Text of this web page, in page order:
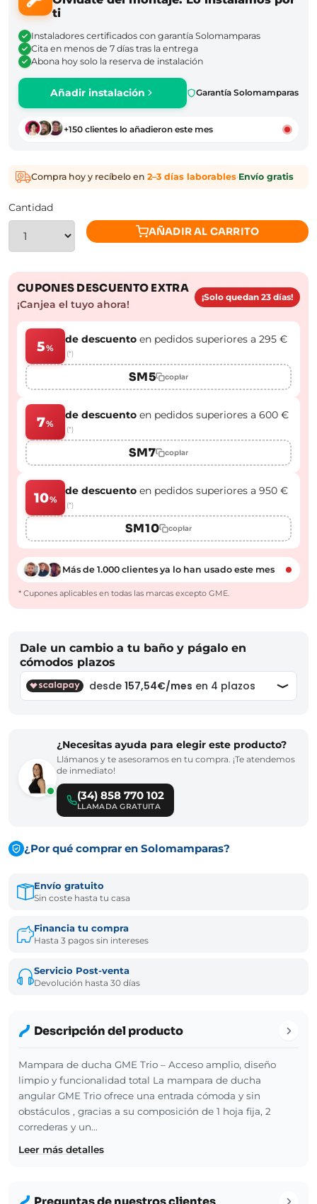
ti
Instaladores certificados con garantía Solomamparas
Cita en menos de 7 días tras la entrega
Abona hoy solo la reserva de instalación
Añadir instalación Garantía Solomamparas
+150 clientes lo añadieron este mes
Compra hoy y recíbelo en 2–3 días laborables·Envío gratis
Cantidad
AÑADIR AL CARRITO
CUPONES DESCUENTO EXTRA
¡Canjea el tuyo ahora!
¡Solo quedan 23 días!
5%
de descuento en pedidos superiores a 295 €
(*)
SM5 copiar
7%
de descuento en pedidos superiores a 600 €
(*)
SM7 copiar
10%
de descuento en pedidos superiores a 950 €
(*)
SM10 copiar
Más de 1.000 clientes ya lo han usado este mes
* Cupones aplicables en todas las marcas excepto GME.
Dale un cambio a tu baño y págalo en
cómodos plazos
¿Necesitas ayuda para elegir este producto?
Llámanos y te asesoramos en tu compra. ¡Te atendemos
de inmediato!
(34) 858 770 102
LLAMADA GRATUITA
¿Por qué comprar en Solomamparas?
Envío gratuito
Sin coste hasta tu casa
Financia tu compra
Hasta 3 pagos sin intereses
Servicio Post-venta
Devolución hasta 30 días
Descripción del producto
Mampara de ducha GME Trio – Acceso amplio, diseño
limpio y funcionalidad total La mampara de ducha
angular GME Trio ofrece una entrada cómoda y sin
obstáculos , gracias a su composición de 1 hoja fija, 2
correderas y un…
Leer más detalles